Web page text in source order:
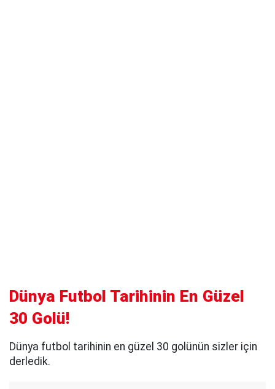
Dünya Futbol Tarihinin En Güzel
30 Golü!
Dünya futbol tarihinin en güzel 30 golünün sizler için
derledik.